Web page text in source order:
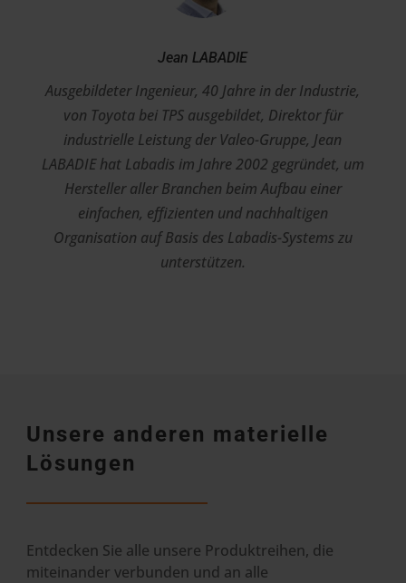
Jean LABADIE
Ausgebildeter Ingenieur, 40 Jahre in der Industrie,
von Toyota bei TPS ausgebildet, Direktor für
industrielle Leistung der Valeo-Gruppe, Jean
LABADIE hat Labadis im Jahre 2002 gegründet, um
Hersteller aller Branchen beim Aufbau einer
einfachen, effizienten und nachhaltigen
Organisation auf Basis des Labadis-Systems zu
unterstützen.
Unsere anderen materielle
Lösungen
Entdecken Sie alle unsere Produktreihen, die
miteinander verbunden und an alle